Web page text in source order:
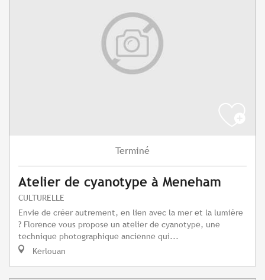
Terminé
Atelier de cyanotype à Meneham
CULTURELLE
Envie de créer autrement, en lien avec la mer et la lumière
? Florence vous propose un atelier de cyanotype, une
technique photographique ancienne qui...
Kerlouan